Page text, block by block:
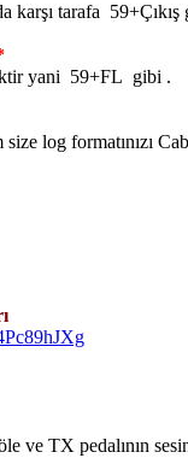
tarafa
yani 59+FL gibi .
log formatınızı
ve TX pedalının